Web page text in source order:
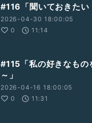
#116「聞いておきたい
2026-04-30 18:00:05
0
11:14
#115「私の好きなもの
～」
2026-04-16 18:00:05
0
11:31